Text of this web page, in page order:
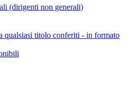
(dirigenti non generali)
qualsiasi titolo conferiti - in formato